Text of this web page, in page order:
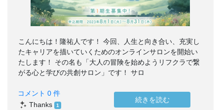
こんにちは！隆祐人です！ 今回、人生と向き合い、充実し
たキャリアを描いていくためのオンラインサロンを開始い
たします！ その名も「大人の冒険を始めようリフクラで繋
がる心と学びの共創サロン」です！ サロ
コメント 0 件
Thanks 1
続きを読む